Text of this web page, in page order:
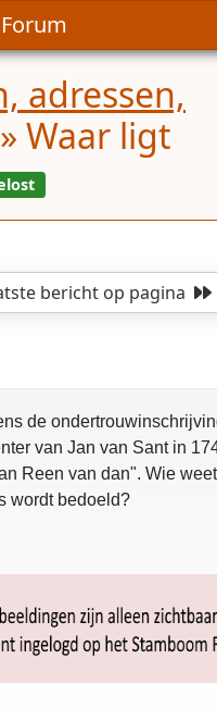
adressen,
» Waar ligt
opgelost
berichtop pagina
de
van Jan van Sant in
Reen van dan". Wie
wordt bedoeld?